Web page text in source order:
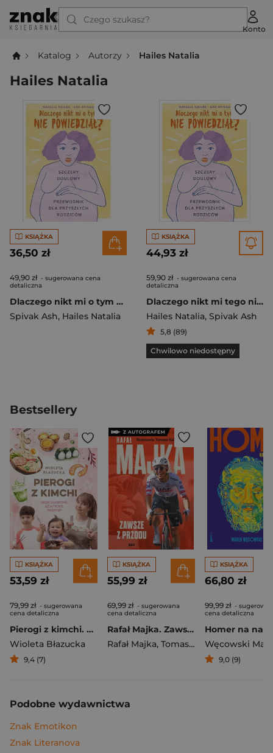
Czego szukasz?
Konto
Katalog Autorzy Hailes Natalia
Hailes Natalia
KSIĄŻKA
36,50 zł
49,90 zł - sugerowana cena
detaliczna
Dlaczego nikt mi o tym nie powiedział? Szczery doulowy przewodnik dla przyszłych rodziców
Spivak Ash, Hailes Natalia
KSIĄŻKA
44,93 zł
59,90 zł - sugerowana cena
detaliczna
Dlaczego nikt mi tego nie powiedział? Szczery doulowy przewodnik dla przyszłych rodziców
Hailes Natalia, Spivak Ash
5,8 (89)
Chwilowo niedostępny
Bestsellery
KSIĄŻKA
53,59 zł
79,99 zł - sugerowana
cena detaliczna
Pierogi z kimchi. Moje ulubione azjatyckie przepisy
Wioleta Błazucka
9,4 (7)
KSIĄŻKA
55,99 zł
69,99 zł - sugerowana
cena detaliczna
Rafał Majka. Zawsze z przodu. Rozmawia Tomasz Kalemba - książka z autografem
Rafał Majka, Tomasz Kalemba
KSIĄŻKA
66,80 zł
99,99 zł -
cena detaliczna
Węcowski
9,0 (9)
Podobne wydawnictwa
Znak Emotikon
Znak Literanova